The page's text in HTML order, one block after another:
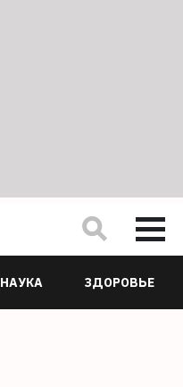
НАУКА ЗДОРОВЬЕ